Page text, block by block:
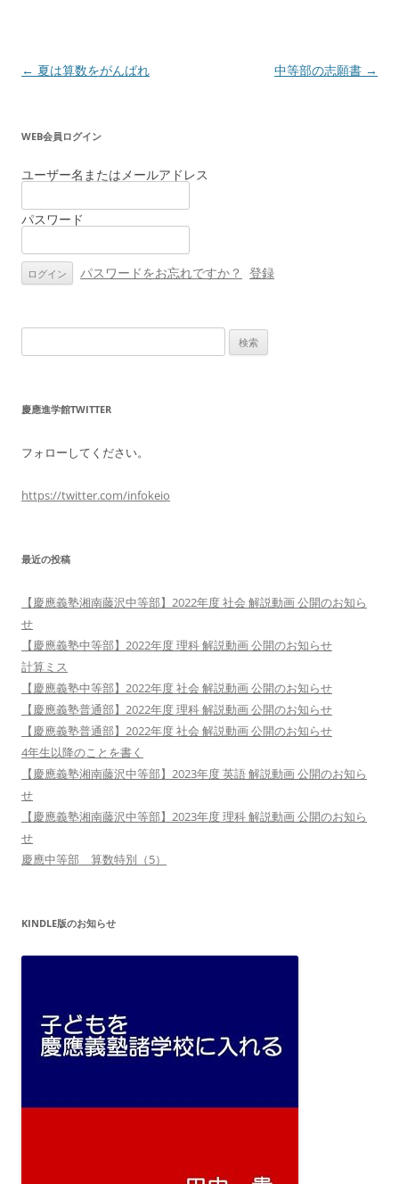
投
ビ
ゲ
シ
ン
← 夏は算数をがんばれ 中等部の志願書 →
WEB会員ログイン
ユーザー名またはメールアドレス
パスワード
パスワードをお忘れですか？ 登録
索:
慶應進学館TWITTER
フォローしてください。
https://twitter.com/infokeio
最近の投稿
【慶應義塾湘南藤沢中等部】2022年度 社会 解説動画 公開のお知ら
せ
【慶應義塾中等部】2022年度 理科 解説動画 公開のお知らせ
計算ミス
【慶應義塾中等部】2022年度 社会 解説動画 公開のお知らせ
【慶應義塾普通部】2022年度 理科 解説動画 公開のお知らせ
【慶應義塾普通部】2022年度 社会 解説動画 公開のお知らせ
4年生以降のことを書く
【慶應義塾湘南藤沢中等部】2023年度 英語 解説動画 公開のお知ら
せ
【慶應義塾湘南藤沢中等部】2023年度 理科 解説動画 公開のお知ら
せ
慶應中等部 算数特別（5）
KINDLE版のお知らせ